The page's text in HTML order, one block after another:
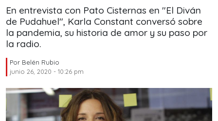
En entrevista con Pato Cisternas en "El Diván
de Pudahuel", Karla Constant conversó sobre
la pandemia, su historia de amor y su paso por
la radio.
Por Belén Rubio
junio 26, 2020 - 10:26 pm